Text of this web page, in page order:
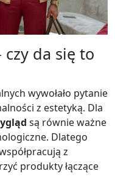
da się to
wywołało pytanie
z estetyką. Dla
są równie ważne
Dlatego
z
produkty łączące